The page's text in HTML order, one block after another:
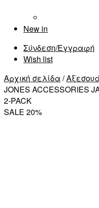
New in
Σύνδεση/Εγγραφή
Wish list
Αρχική σελίδα /
JONES ACCESSORIES
2-PACK
SALE 20%